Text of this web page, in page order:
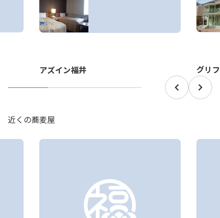
アズイン福井 グリ
近くの蕎麦屋